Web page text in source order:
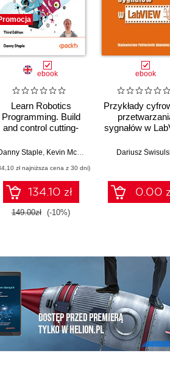
ebook
Learn Robotics
Programming. Build
and control cutting-
Raspberry Pi and
Staple, Kevin McAleer
zł najniższa cena z 30 dni)
134.10 zł
149.00zł (-10%)
ebook
Przykłady
sygnałów w
Dariusz
0.00